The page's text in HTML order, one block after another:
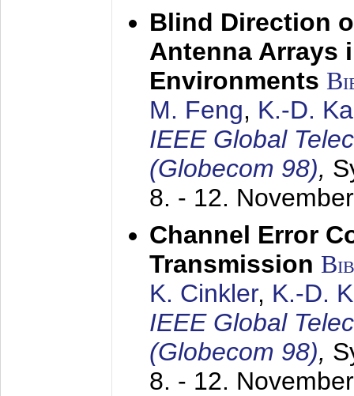
Blind Direction
Antenna Arrays
Environments
M. Feng, K.-D.
IEEE Global
(Globecom 98),
8. - 12.
Channel Error
Transmission
K. Cinkler, K.-D.
IEEE Global
(Globecom 98),
8. - 12.